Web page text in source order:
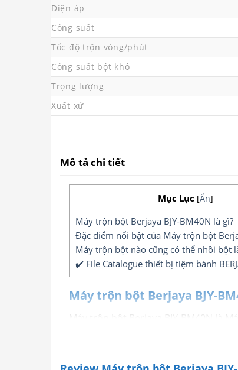
Điện áp
Công suất
Tốc độ trộn vòng/phút
Công suất bột khô
Trọng lượng
Xuất xứ
Mô tả chi tiết
Mục Lục [Ẩn]
Máy trộn bột Berjaya BJY-BM40N là gì?
Đặc điểm nổi bật của Máy trộn bột
Máy trộn bột nào cũng có thể nhồi bột
✔️ File Catalogue thiết bị tiệm bánh
Máy trộn bột Berjaya BJY-
Máy trộn bột Berjaya BJY-BM40N là
lít, công suất trộn bột khô 8Kg điện
làm bánh.